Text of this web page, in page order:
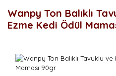
Wanpy Ton Balıklı
Ezme Kedi Ödül